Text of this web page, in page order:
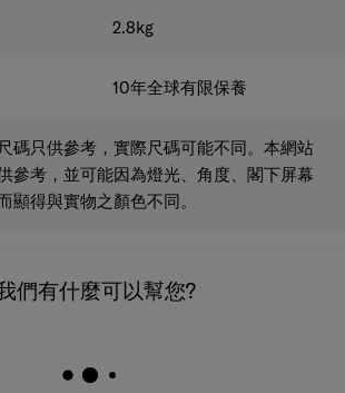
2.8kg
10年全球有限保養
碼只供參考，實際尺碼可能不同。本網站
參考，並可能因為燈光、角度、閣下屏幕
顯得與實物之顏色不同。
們有什麼可以幫您?